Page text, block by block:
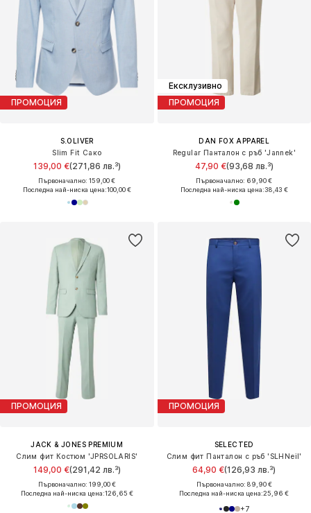
ПРОМОЦИЯ
S.OLIVER
Slim Fit Сако
139,00 €(271,86 лв.³)
Първоначално: 159,00 €
Последна най-ниска цена:100,00 €
Ексклузивно
ПРОМОЦИЯ
DAN FOX APPAREL
Regular Панталон с ръб 'Jannek'
47,90 €(93,68 лв.³)
Първоначално: 69,90 €
Последна най-ниска цена:38,43 €
ПРОМОЦИЯ
JACK & JONES PREMIUM
Слим фит Костюм 'JPRSOLARIS'
149,00 €(291,42 лв.³)
Първоначално: 199,00 €
Последна най-ниска цена:126,65 €
ПРОМОЦИЯ
SELECTED
Слим фит Панталон с ръб 'SLHNeil'
64,90 €(126,93 лв.³)
Първоначално: 89,90 €
Последна най-ниска цена:25,96 €
+7